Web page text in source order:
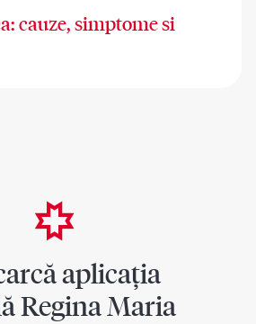
cauze, simptome si
aplicația
Regina Maria